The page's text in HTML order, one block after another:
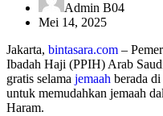
Admin B04
Mei 14, 2025
Jakarta, bintasara.com –
Ibadah Haji (PPIH) Arab
gratis selama jemaah berada
untuk memudahkan jemaah
Haram.